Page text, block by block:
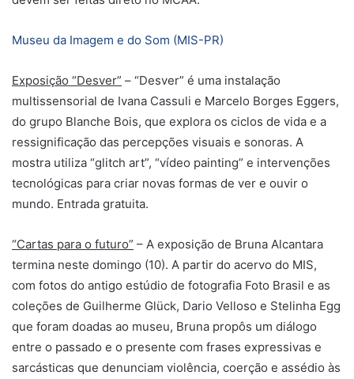
Museu da Imagem e do Som (MIS-PR)
Exposição “Desver” – “Desver” é uma instalação
multissensorial de Ivana Cassuli e Marcelo Borges Eggers,
do grupo Blanche Bois, que explora os ciclos de vida e a
ressignificação das percepções visuais e sonoras. A
mostra utiliza “glitch art”, “vídeo painting” e intervenções
tecnológicas para criar novas formas de ver e ouvir o
mundo. Entrada gratuita.
“Cartas para o futuro” – A exposição de Bruna Alcantara
termina neste domingo (10). A partir do acervo do MIS,
com fotos do antigo estúdio de fotografia Foto Brasil e as
coleções de Guilherme Glück, Dario Velloso e Stelinha Egg
que foram doadas ao museu, Bruna propôs um diálogo
entre o passado e o presente com frases expressivas e
sarcásticas que denunciam violência, coerção e assédio às